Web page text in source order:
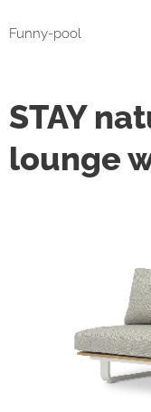
Funny-pool
STAY
lounge